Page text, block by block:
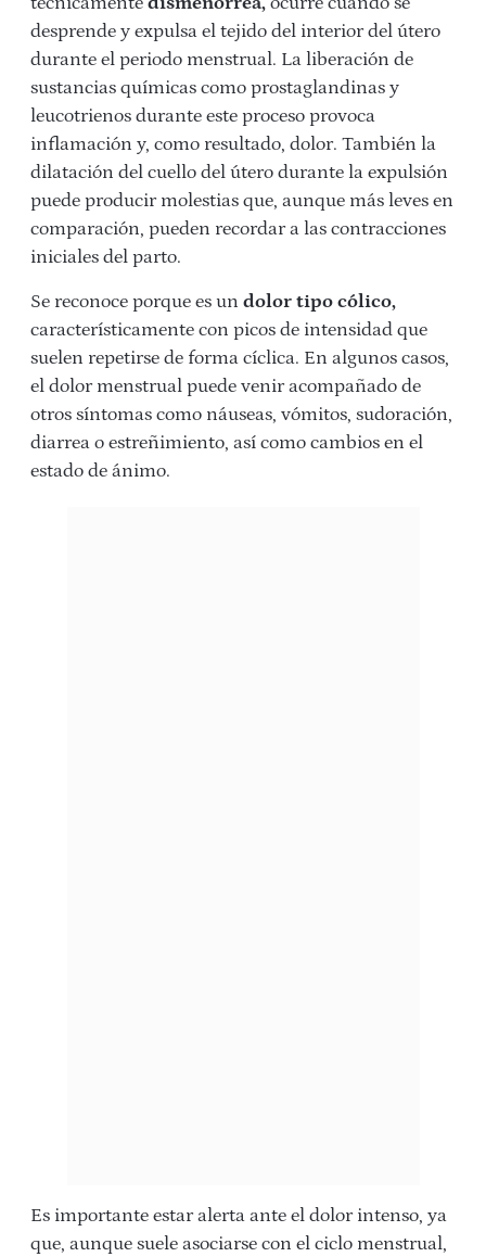
desprende y expulsa el tejido del interior del útero
durante el periodo menstrual. La liberación de
sustancias químicas como prostaglandinas y
leucotrienos durante este proceso provoca
inflamación y, como resultado, dolor. También la
dilatación del cuello del útero durante la expulsión
puede producir molestias que, aunque más leves en
comparación, pueden recordar a las contracciones
iniciales del parto.
Se reconoce porque es un dolor tipo cólico,
característicamente con picos de intensidad que
suelen repetirse de forma cíclica. En algunos casos,
el dolor menstrual puede venir acompañado de
otros síntomas como náuseas, vómitos, sudoración,
diarrea o estreñimiento, así como cambios en el
estado de ánimo.
Es importante estar alerta ante el dolor intenso, ya
que, aunque suele asociarse con el ciclo menstrual,